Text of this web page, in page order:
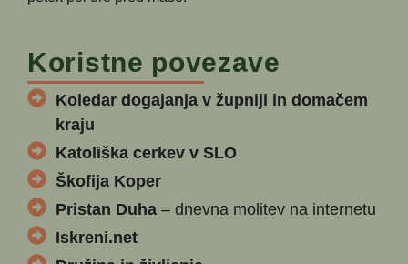
Koristne povezave
Koledar dogajanja v župniji in domačem
kraju
Katoliška cerkev v SLO
Škofija Koper
Pristan Duha – dnevna molitev na internetu
Iskreni.net